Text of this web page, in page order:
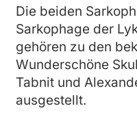
Die beiden
Sarkophage der
gehören zu den
Wunderschöne
Tabnit und
ausgestellt.